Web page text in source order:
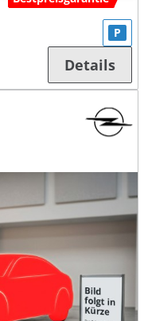
P
Details